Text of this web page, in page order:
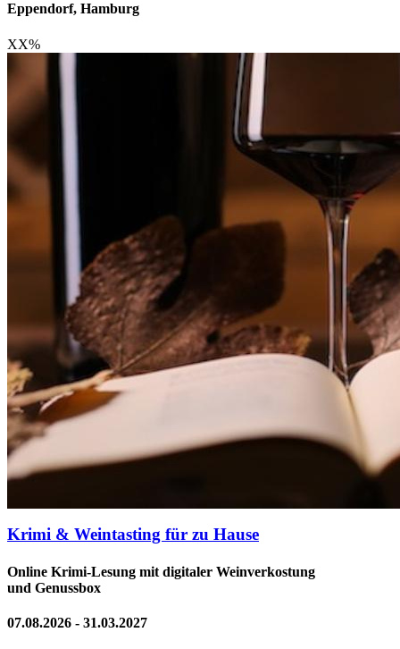
Eppendorf, Hamburg
XX%
Krimi & Weintasting für zu Hause
Online Krimi-Lesung mit digitaler Weinverkostung
und Genussbox
07.08.2026 - 31.03.2027